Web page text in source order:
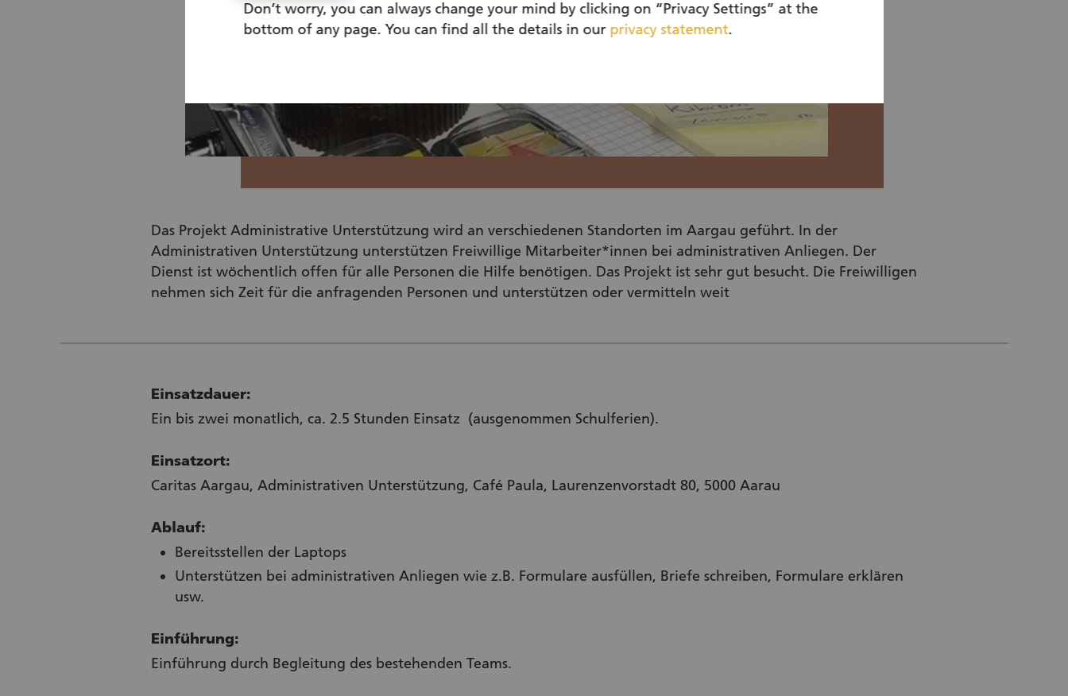
Das Projekt Administrative Unterstützung wird an verschiedenen Standorten im Aargau geführt. In der
Administrativen Unterstützung unterstützen Freiwillige Mitarbeiter*innen bei administrativen Anliegen. Der
Dienst ist wöchentlich offen für alle Personen die Hilfe benötigen. Das Projekt ist sehr gut besucht. Die Freiwilligen
nehmen sich Zeit für die anfragenden Personen und unterstützen oder vermitteln weit
Einsatzdauer:
Ein bis zwei monatlich, ca. 2.5 Stunden Einsatz (ausgenommen Schulferien).
Einsatzort:
Caritas Aargau, Administrativen Unterstützung, Café Paula, Laurenzenvorstadt 80, 5000 Aarau
Ablauf:
Bereitsstellen der Laptops
Unterstützen bei administrativen Anliegen wie z.B. Formulare ausfüllen, Briefe schreiben, Formulare erklären
usw.
Einführung:
Einführung durch Begleitung des bestehenden Teams.
Don’t worry, you can always change your mind by clicking on “Privacy Settings” at the
bottom of any page. You can find all the details in our privacy statement.